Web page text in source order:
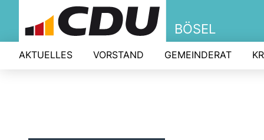
BÖSEL
AKTUELLES VORSTAND GEMEINDERAT